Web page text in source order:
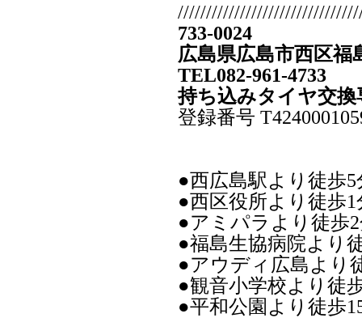
733-0024
広島県広島市西区福
TEL082-961-4733
持ち込みタイヤ交換
登録番号
●西広島駅より徒歩5
●西区役所より徒歩1
●アミパラより徒歩
●福島生協病院より
●アウディ広島より
●観音小学校より徒
●平和公園より徒歩